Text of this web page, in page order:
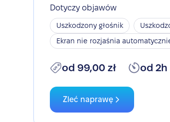
Dotyczy objawów
Uszkodzony głośnik
Ekran nie rozjaśnia
od 99,00 zł od 2h
Zleć naprawę